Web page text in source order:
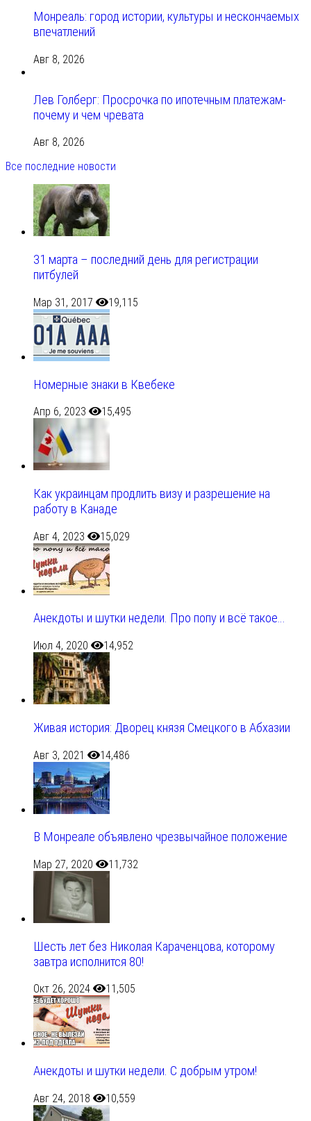
Монреаль: город истории, культуры и нескончаемых
впечатлений
Авг 8, 2026
Лев Голберг: Просрочка по ипотечным платежам-
почему и чем чревата
Авг 8, 2026
Все последние новости
31 марта – последний день для регистрации
питбулей
Мар 31, 2017 19,115
Номерные знаки в Квебеке
Апр 6, 2023 15,495
Как украинцам продлить визу и разрешение на
работу в Канаде
Авг 4, 2023 15,029
Анекдоты и шутки недели. Про попу и всё такое…
Июл 4, 2020 14,952
Живая история: Дворец князя Смецкого в Абхазии
Авг 3, 2021 14,486
В Монреале объявлено чрезвычайное положение
Мар 27, 2020 11,732
Шесть лет без Николая Караченцова, которому
завтра исполнится 80!
Окт 26, 2024 11,505
Анекдоты и шутки недели. С добрым утром!
Авг 24, 2018 10,559